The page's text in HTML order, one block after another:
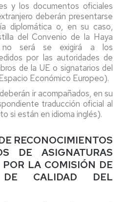
y los documentos oficiales
deberán presentarse
diplomática o, en su caso,
del Convenio de la Haya
no será se exigirá a los
por las autoridades de
de la UE o signatarios del
Económico Europeo).
ir acompañados, en su
traducción oficial al
si están en idioma inglés).
RECONOCIMIENTOS
DE ASIGNATURAS
LA COMISIÓN DE
DE CALIDAD DEL